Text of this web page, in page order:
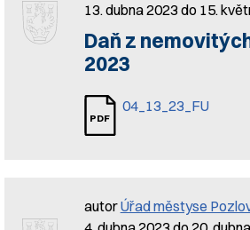
13. dubna 2023 do 15.
Daň z
2023
04_13_23_FU
autorÚřad městyse